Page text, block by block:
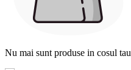
Nu mai sunt produse in cosul tau